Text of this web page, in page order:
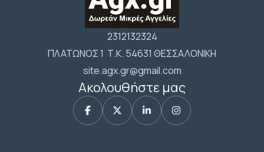
2312132324
ΠΛΑΤΩΝΟΣ 1 Τ.Κ. 54631 ΘΕΣΣΑΛΟΝΙΚΗ
site.agx.gr@gmail.com
Ακολουθήστε μας